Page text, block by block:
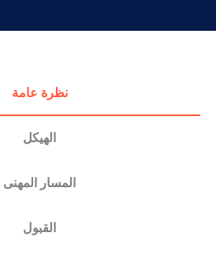
نظرة عامة
الهيكل
المسار المهنى
القبول